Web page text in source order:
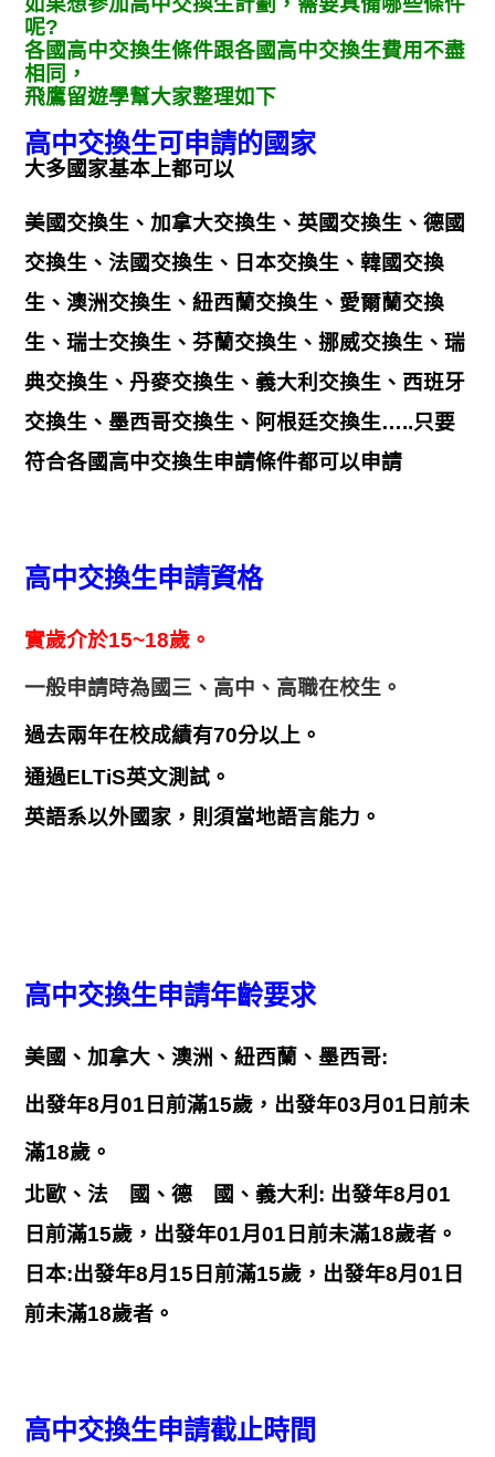
呢?
各國高中交換生條件跟各國高中交換生費用不盡
相同，
飛鷹留遊學幫大家整理如下
高中交換生可申請的國家
大多國家基本上都可以
美國交換生、加拿大交換生、英國交換生、德國
交換生、法國交換生、日本交換生、韓國交換
生、澳洲交換生、紐西蘭交換生、愛爾蘭交換
生、瑞士交換生、芬蘭交換生、挪威交換生、瑞
典交換生、丹麥交換生、義大利交換生、西班牙
交換生、墨西哥交換生、阿根廷交換生…..只要
符合各國高中交換生申請條件都可以申請
高中交換生申請資格
實歲介於15~18歲。
一般申請時為國三、高中、高職在校生 。
過去兩年在校成績有70分以上。
通過ELTiS英文測試。
英語系以外國家，則須當地語言能力 。
高中交換生申請年齡要求
美國、加拿大、澳洲、紐西蘭、墨西哥:
出發年8月01日前滿15歲，出發年03月01日前未
滿18歲。
北歐、法 國、德 國、義大利: 出發年8月01
日前滿15歲，出發年01月01日前未滿18歲者。
日本:出發年8月15日前滿15歲，出發年8月01日
前未滿18歲者。
高中交換生申請截止時間